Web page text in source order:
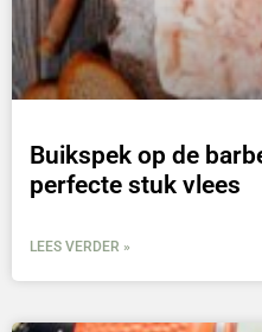
Buikspek op de
perfecte stuk vlees
LEES VERDER »